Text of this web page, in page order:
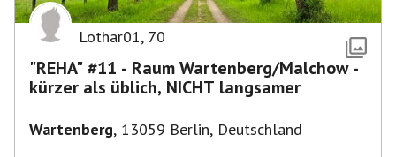
Lothar01, 70
"REHA" #11 - Raum Wartenberg/Malchow -
kürzer als üblich, NICHT langsamer
Wartenberg, 13059 Berlin, Deutschland